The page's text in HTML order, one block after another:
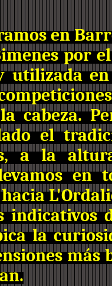
en
por
utilizada
cabeza.
el
a la
en
indicativos
la
más